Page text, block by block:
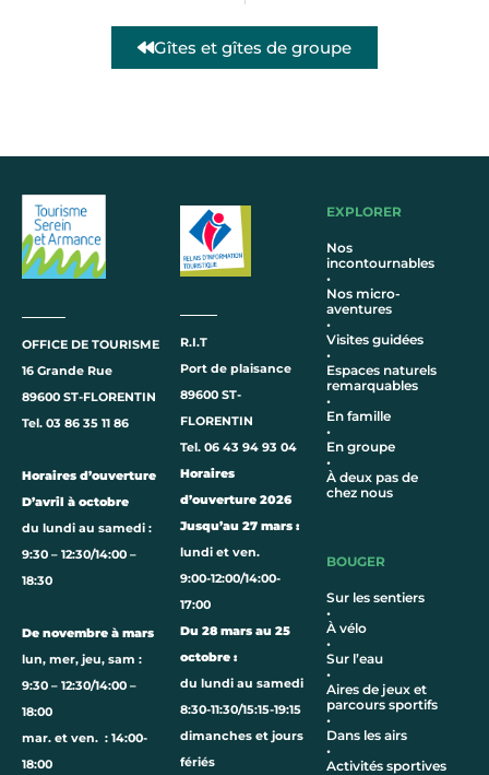
Gîtes et gîtes de groupe
OFFICE DE TOURISME
16 Grande Rue
89600 ST-FLORENTIN
Tel. 03 86 35 11 86
Horaires d’ouverture
D’avril à octobre
du lundi au samedi :
9:30 – 12:30/14:00 –
18:30
De novembre à mars
lun, mer, jeu, sam :
9:30 – 12:30/14:00 –
18:00
mar. et ven. : 14:00-
18:00
R.I.T
Port de plaisance
89600 ST-
FLORENTIN
Tel. 06 43 94 93 04
Horaires
d’ouverture 2026
Jusqu’au 27 mars :
lundi et ven.
9:00-12:00/14:00-
17:00
Du 28 mars au 25
octobre :
du lundi au samedi
8:30-11:30/15:15-19:15
dimanches et jours
fériés
EXPLORER
Nos
incontournables
•
Nos micro-
aventures
•
Visites guidées
•
Espaces naturels
remarquables
•
En famille
•
En groupe
•
À deux pas de
chez nous
BOUGER
Sur les sentiers
•
À vélo
•
Sur l’eau
•
Aires de jeux et
parcours sportifs
•
Dans les airs
•
Activités sportives